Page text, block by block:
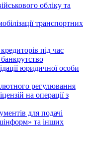
обліку та
транспортних
під час
юридичної особи
регулювання
на операції з
для подачі
та інших